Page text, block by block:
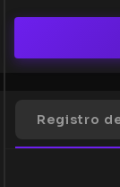
Registro